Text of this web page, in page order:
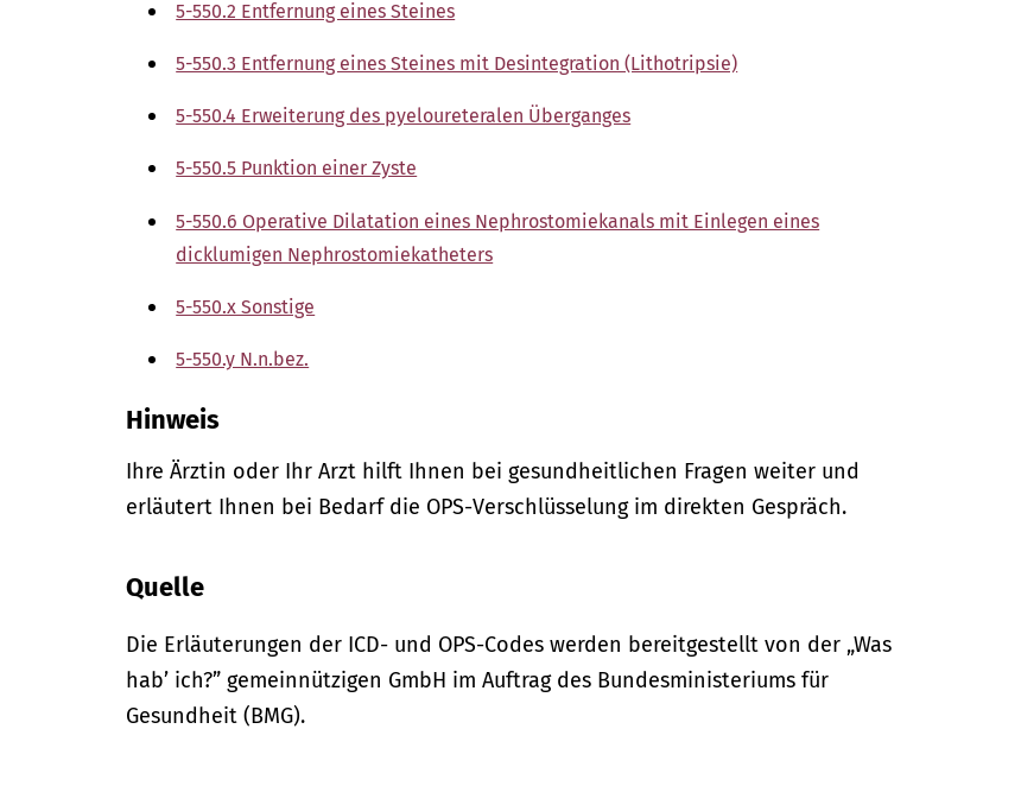
5-550.2 Entfernung eines Steines
5-550.3 Entfernung eines Steines mit Desintegration (Lithotripsie)
5-550.4 Erweiterung des pyeloureteralen Überganges
5-550.5 Punktion einer Zyste
5-550.6 Operative Dilatation eines Nephrostomiekanals mit Einlegen eines
dicklumigen Nephrostomiekatheters
5-550.x Sonstige
5-550.y N.n.bez.
Hinweis
Ihre Ärztin oder Ihr Arzt hilft Ihnen bei gesundheitlichen Fragen weiter und
erläutert Ihnen bei Bedarf die OPS-Verschlüsselung im direkten Gespräch.
Quelle
Die Erläuterungen der ICD- und OPS-Codes werden bereitgestellt von der „Was
hab’ ich?” gemeinnützigen GmbH im Auftrag des Bundesministeriums für
Gesundheit (BMG).